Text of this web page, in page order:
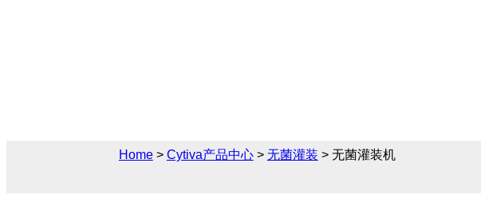
Home> Cytiva产品中心> 无菌灌装 > 无菌灌装机